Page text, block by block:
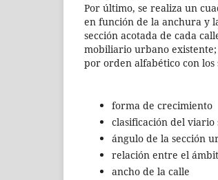
Por último, se realiza un
en función de la anchura y
sección acotada de cada
mobiliario urbano existente;
por orden alfabético con los
forma de crecimiento
clasificación del viario
ángulo de la sección
relación entre el
ancho de la calle